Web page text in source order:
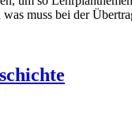
muss bei der